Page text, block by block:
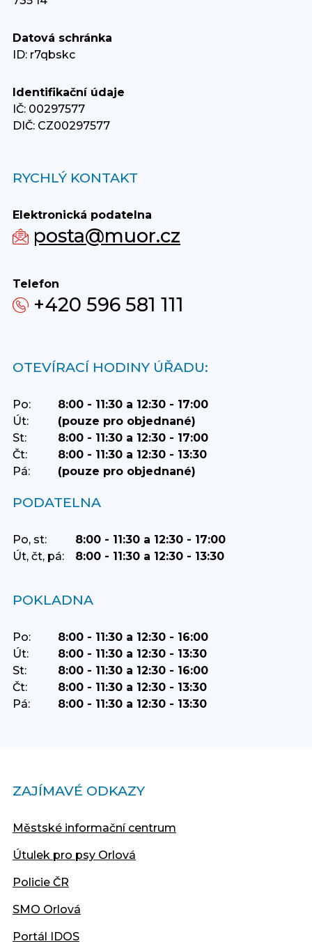
Datová schránka
ID: r7qbskc
Identifikační údaje
IČ: 00297577
DIČ: CZ00297577
RYCHLÝ KONTAKT
Elektronická podatelna
posta@muor.cz
Telefon
+420 596 581 111
OTEVÍRACÍ HODINY ÚŘADU:
Po:
8:00 - 11:30 a 12:30 - 17:00
Út:
(pouze pro objednané)
St:
8:00 - 11:30 a 12:30 - 17:00
Čt:
8:00 - 11:30 a 12:30 - 13:30
Pá:
(pouze pro objednané)
PODATELNA
Po, st:
8:00 - 11:30 a 12:30 - 17:00
Út, čt, pá:
8:00 - 11:30 a 12:30 - 13:30
POKLADNA
Po:
8:00 - 11:30 a 12:30 - 16:00
Út:
8:00 - 11:30 a 12:30 - 13:30
St:
8:00 - 11:30 a 12:30 - 16:00
Čt:
8:00 - 11:30 a 12:30 - 13:30
Pá:
8:00 - 11:30 a 12:30 - 13:30
ZAJÍMAVÉ ODKAZY
Městské informační centrum
Útulek pro psy Orlová
Policie ČR
SMO Orlová
Portál IDOS